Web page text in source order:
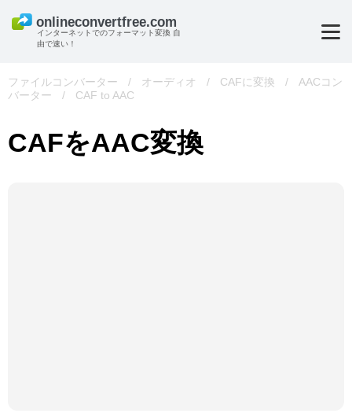
インターネットでのフォーマット変換 自
由で速い！
ファイルコンバーター / オーディオ / CAFに変換 /
AACコン
バーター
/ CAF to AAC
CAFをAAC変換